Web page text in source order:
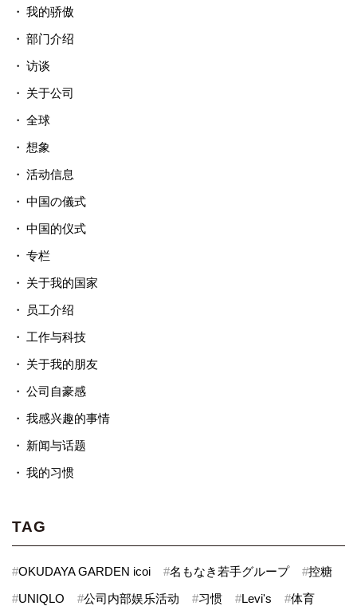
我的骄傲
部门介绍
访谈
关于公司
全球
想象
活动信息
中国の儀式
中国的仪式
专栏
关于我的国家
员工介绍
工作与科技
关于我的朋友
公司自豪感
我感兴趣的事情
新闻与话题
我的习惯
TAG
#OKUDAYA GARDEN icoi #名もなき若手グループ #控糖
#UNIQLO #公司内部娱乐活动 #习惯 #Levi's #体育